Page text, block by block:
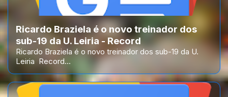
Ricardo Braziela é o novo treinador dos
sub-19 da U. Leiria - Record
Ricardo Braziela é o novo treinador dos sub-19 da U.
Leiria Record...